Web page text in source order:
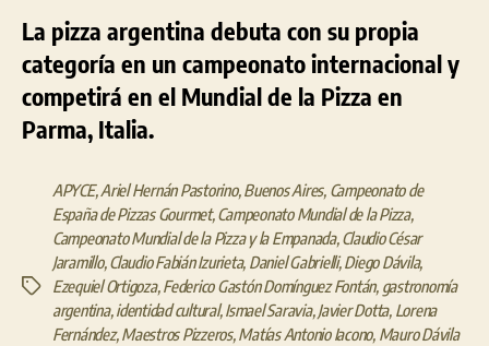
La pizza argentina debuta con su propia
categoría en un campeonato internacional y
competirá en el Mundial de la Pizza en
Parma, Italia.
Etiquetas
APYCE,Ariel Hernán Pastorino,Buenos Aires, Campeonato de
España de Pizzas Gourmet,Campeonato Mundial de la Pizza,
Campeonato Mundial de la Pizza y la Empanada,Claudio César
Jaramillo,Claudio Fabián Izurieta, Daniel Gabrielli,Diego Dávila,
Ezequiel Ortigoza,Federico Gastón Domínguez Fontán, gastronomía
argentina,identidad cultural,Ismael Saravia,Javier Dotta, Lorena
Fernández,Maestros Pizzeros,Matías Antonio Iacono, Mauro Dávila